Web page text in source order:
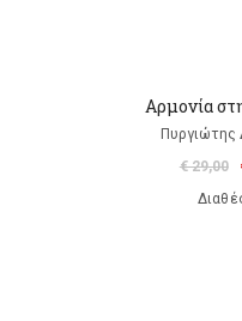
Αρμονία
Πυργιώτης
€ 29,00